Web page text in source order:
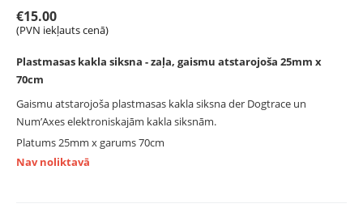
€15.00
(PVN iekļauts cenā)
Plastmasas kakla siksna - zaļa, gaismu atstarojoša 25mm x
70cm
Gaismu atstarojoša plastmasas kakla siksna der Dogtrace un
Num’Axes elektroniskajām kakla siksnām.
Platums 25mm x garums 70cm
Nav noliktavā